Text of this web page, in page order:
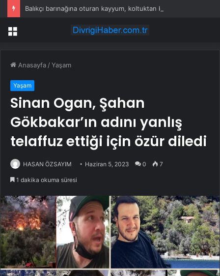
Balıkçı barınağına oturan kayyum, koltuktan kalkmıyor
Menü
Anasayfa /Yaşam
Yaşam
Sinan Ogan, Şahan
Gökbakar’ın adını yanlış
telaffuz ettiği için özür diledi
HASAN ÖZSAYIM Haziran 5, 2023 0 7
1 dakika okuma süresi